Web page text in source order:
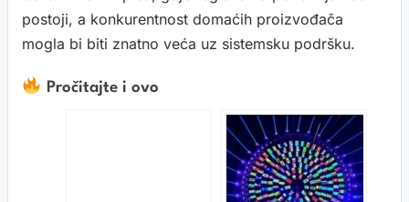
postoji, a konkurentnost domaćih proizvođača
mogla bi biti znatno veća uz sistemsku podršku.
Pročitajte i ovo